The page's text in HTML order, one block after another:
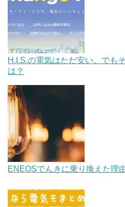
H.I.S.の電気はただ安い。でも
は？
ENEOSでんきに乗り換えた理